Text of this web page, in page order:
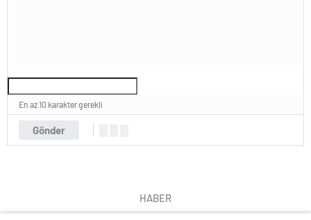
Gönder
En az 10 karakter gerekli
HABER